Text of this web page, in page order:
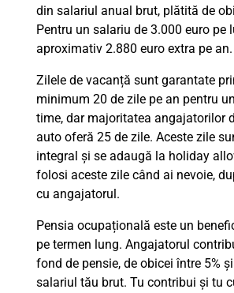
din salariul anual brut, plătită de
Pentru un salariu de 3.000 euro pe
aproximativ 2.880 euro extra pe an.
Zilele de vacanță sunt garantate
minimum 20 de zile pe an pentru
time, dar majoritatea angajatorilor
auto oferă 25 de zile. Aceste zile
integral și se adaugă la holiday
folosi aceste zile când ai nevoie,
cu angajatorul.
Pensia ocupațională este un
pe termen lung. Angajatorul
fond de pensie, de obicei între 5%
salariul tău brut. Tu contribui și tu